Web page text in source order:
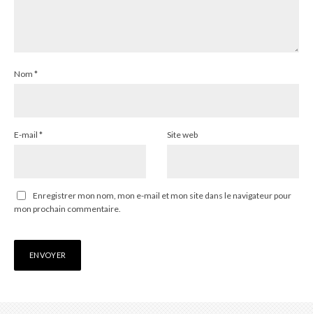
Nom *
E-mail * Site web
Enregistrer mon nom, mon e-mail et mon site dans le navigateur pour
mon prochain commentaire.